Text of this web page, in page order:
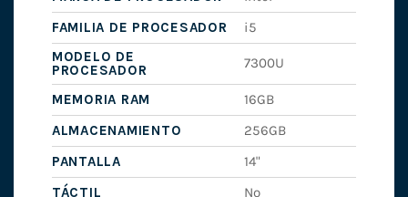
FAMILIA DE PROCESADOR
i5
MODELO DE
PROCESADOR
7300U
MEMORIA RAM
16GB
ALMACENAMIENTO
256GB
PANTALLA
14"
TÁCTIL
No